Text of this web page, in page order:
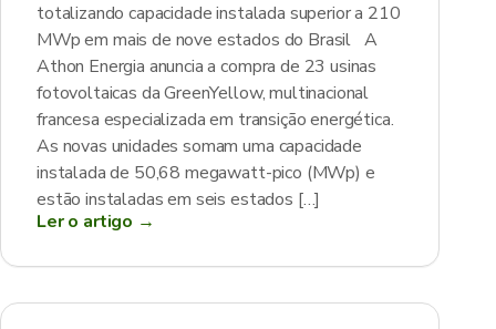
totalizando capacidade instalada superior a 210
MWp em mais de nove estados do Brasil A
Athon Energia anuncia a compra de 23 usinas
fotovoltaicas da GreenYellow, multinacional
francesa especializada em transição energética.
As novas unidades somam uma capacidade
instalada de 50,68 megawatt-pico (MWp) e
estão instaladas em seis estados […]
Ler o artigo →